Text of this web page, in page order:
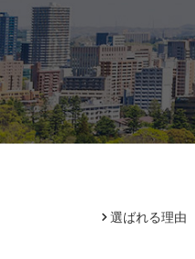
選ばれる理由